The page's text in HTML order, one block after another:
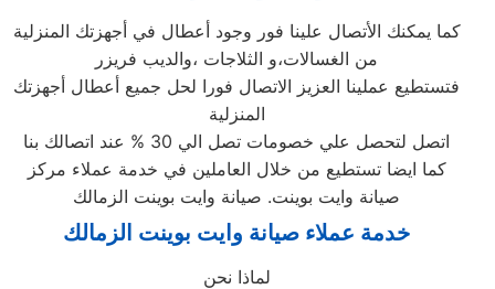
كما يمكنك الأتصال علينا فور وجود أعطال في أجهزتك المنزلية
من الغسالات،و الثلاجات ،والديب فريزر
فتستطيع عملينا العزيز الاتصال فورا لحل جميع أعطال أجهزتك
المنزلية
اتصل لتحصل علي خصومات تصل الي 30 % عند اتصالك بنا
كما ايضا تستطيع من خلال العاملين في خدمة عملاء مركز
صيانة وايت بوينت. صيانة وايت بوينت الزمالك
خدمة عملاء صيانة وايت بوينت الزمالك
لماذا نحن